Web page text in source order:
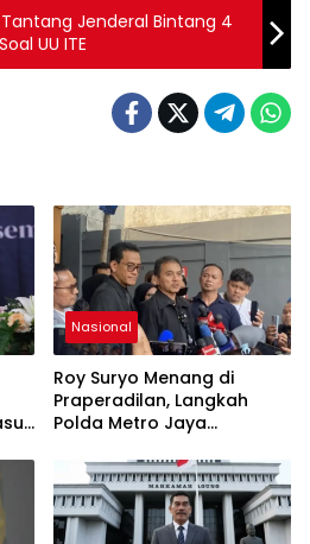
Jenderal Bintang 4
UU ITE
Nasional
Roy Suryo Menang di
Praperadilan, Langkah
Polda Metro Jaya